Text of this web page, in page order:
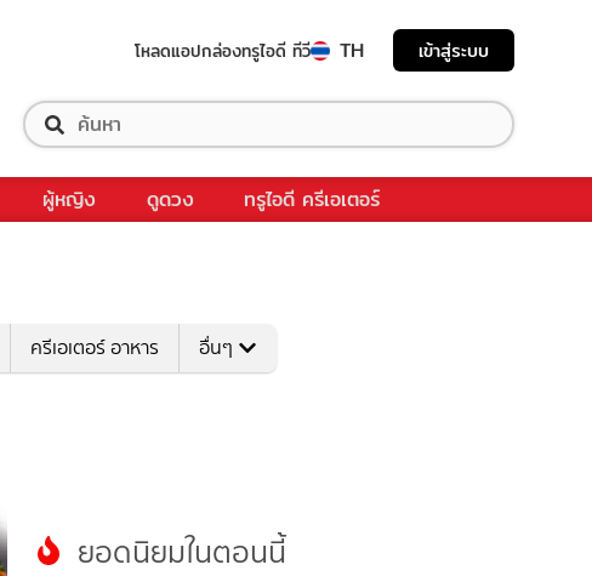
โหลดแอปกล่องทรูไอดี ทีวี TH เข้าสู่ระบบ
ผู้หญิง ดูดวง ทรูไอดี ครีเอเตอร์
ครีเอเตอร์ อาหาร อื่นๆ
ยอดนิยมในตอนนี้